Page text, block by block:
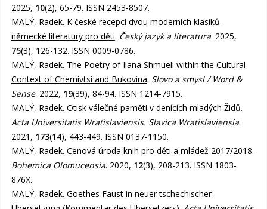
2025, 10(2), 65-79. ISSN 2453-8507.
MALÝ, Radek. K české recepci dvou moderních klasiků
německé literatury pro děti. Český jazyk a literatura. 2025,
75(3), 126-132. ISSN 0009-0786.
MALÝ, Radek. The Poetry of Ilana Shmueli within the Cultural
Context of Chernivtsi and Bukovina. Slovo a smysl / Word &
Sense. 2022, 19(39), 84-94. ISSN 1214-7915.
MALÝ, Radek. Otisk válečné paměti v denících mladých Židů.
Acta Universitatis Wratislaviensis. Slavica Wratislaviensia.
2021, 173(14), 443-449. ISSN 0137-1150.
MALÝ, Radek. Cenová úroda knih pro děti a mládež 2017/2018.
Bohemica Olomucensia. 2020, 12(3), 208-213. ISSN 1803-
876X.
MALÝ, Radek. Goethes Faust in neuer tschechischer